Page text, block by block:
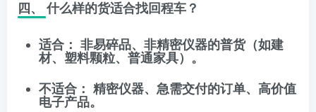
四、 什么样的货适合找回程车？
适合： 非易碎品、非精密仪器的普货（如建
材、塑料颗粒、普通家具）。
不适合： 精密仪器、急需交付的订单、高价值
电子产品。